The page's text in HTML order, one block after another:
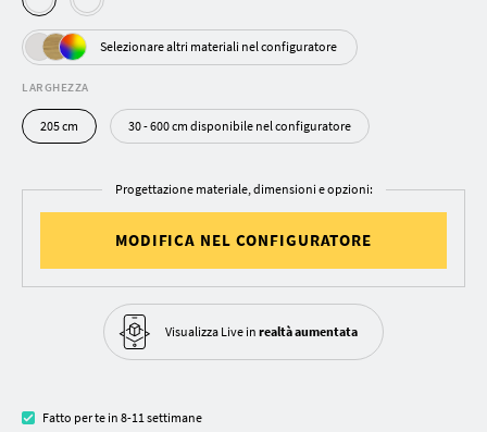
Selezionare altri materiali nel configuratore
LARGHEZZA
205 cm 30 - 600 cm disponibile nel configuratore
Progettazione materiale, dimensioni e opzioni:
MODIFICA NEL CONFIGURATORE
Visualizza Live in realtà aumentata
Fatto per te in 8-11 settimane